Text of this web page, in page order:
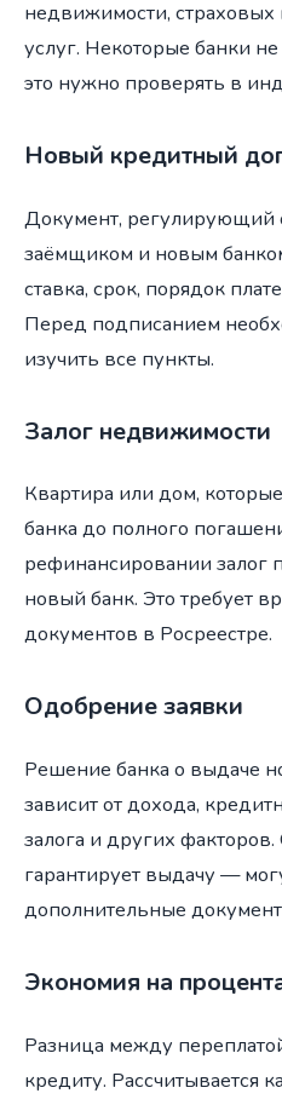
недвижимости, страховых
услуг. Некоторые банки
это нужно проверять в
Новый кредитный
Документ,
заёмщиком и новым
ставка, срок, порядок
Перед подписанием
изучить все пункты.
Залог недвижимости
Квартира или дом,
банка до полного
рефинансировании залог
новый банк. Это требует
документов в Росреестре.
Одобрение заявки
Решение банка о выдаче
зависит от дохода,
залога и других
гарантирует выдачу —
дополнительные
Экономия на
Разница между
кредиту. Рассчитывается